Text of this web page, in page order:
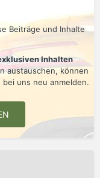
Beiträge und Inhalte
Inhalten
austauschen, können
uns neu anmelden.